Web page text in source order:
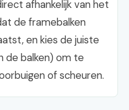
afhankelijk van het
de framebalken
en kies de juiste
de balken) om te
of scheuren.